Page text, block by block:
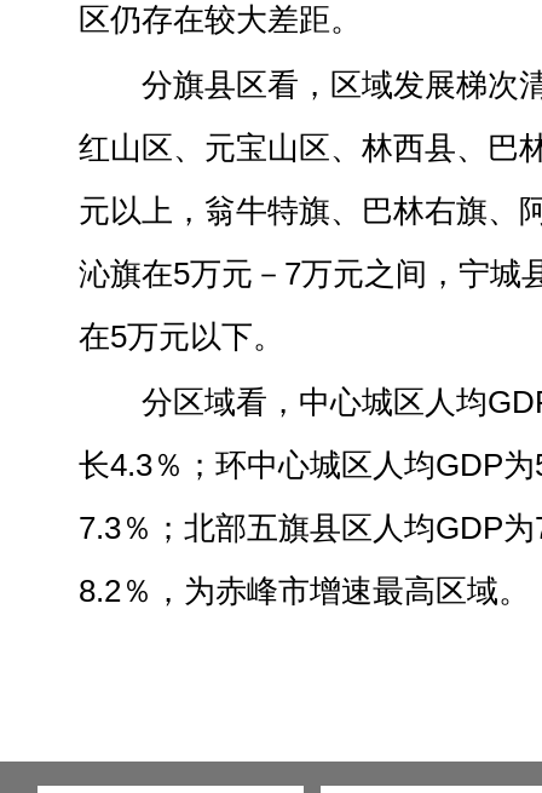
区仍存在较大差距。
分旗县区看，区域发展梯次
红山区、元宝山区、林西县、巴
元以上，翁牛特旗、巴林右旗、
沁旗在5万元－7万元之间，宁城
在5万元以下。
分区域看，中心城区人均
长4.3％；环中心城区人均GDP
7.3％；北部五旗县区人均GDP
8.2％，为赤峰市增速最高区域。